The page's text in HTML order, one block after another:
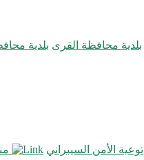
بلدية بلدية محافظة القرى
توعية الأمن السيبراني